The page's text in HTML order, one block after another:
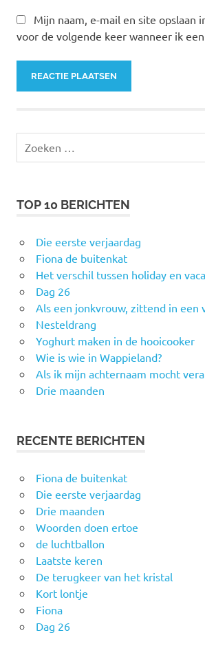
Mijn naam, e-mail en site opslaan
voor de volgende keer wanneer ik
naar:
TOP 10 BERICHTEN
Die eerste verjaardag
Fiona de buitenkat
Het verschil tussen holiday en
Dag 26
Als een jonkvrouw, zittend in een
Nesteldrang
Yoghurt maken in de hooicooker
Wie is wie in Wappieland?
Als ik mijn achternaam mocht
Drie maanden
RECENTE BERICHTEN
Fiona de buitenkat
Die eerste verjaardag
Drie maanden
Woorden doen ertoe
de luchtballon
Laatste keren
De terugkeer van het kristal
Kort lontje
Fiona
Dag 26